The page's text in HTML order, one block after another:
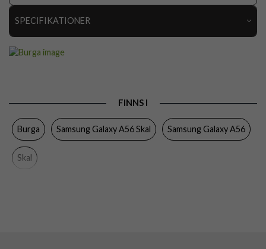
SPECIFIKATIONER
Material Hårdplast (PC), Mjukplast (TPU)
Varumärke
FINNS I
Burga Samsung Galaxy A56 Skal Samsung Galaxy A56
Skal